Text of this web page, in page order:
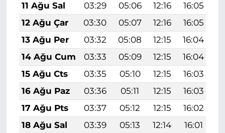
11 Ağu Sal
03:29 05:06 12:16 16:05
12 Ağu Çar
03:30 05:07 12:16 16:05
13 Ağu Per
03:32 05:08 12:15 16:04
14 Ağu Cum
03:33 05:09 12:15 16:04
15 Ağu Cts
03:35 05:10 12:15 16:03
16 Ağu Paz
03:36 05:11 12:15 16:03
17 Ağu Pts
03:37 05:12 12:15 16:02
18 Ağu Sal
03:39 05:13 12:14 16:01